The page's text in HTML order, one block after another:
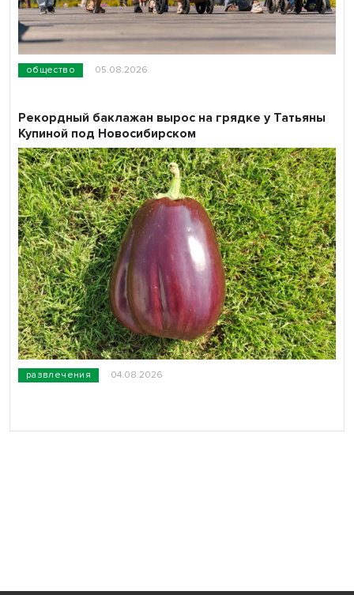
общество 05.08.2026
развлечения 04.08.2026
Рекордный баклажан вырос на грядке у Татьяны
Купиной под Новосибирском